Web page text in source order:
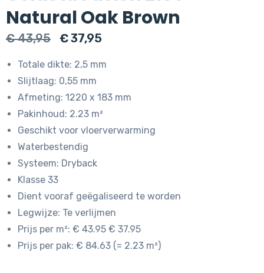
Natural Oak Brown
€43,95
Oorspronkelijke
€ 43,95.
€37,95
€ 37,95.
Totale dikte: 2,5 mm
Slijtlaag: 0,55 mm
Afmeting: 1220 x 183 mm
Pakinhoud: 2.23 m²
Geschikt voor vloerverwarming
Waterbestendig
Systeem: Dryback
Klasse 33
Dient vooraf geëgaliseerd te worden
Legwijze: Te verlijmen
Prijs per m²: € 43.95 € 37.95
Prijs per pak: € 84.63 (= 2.23 m²)